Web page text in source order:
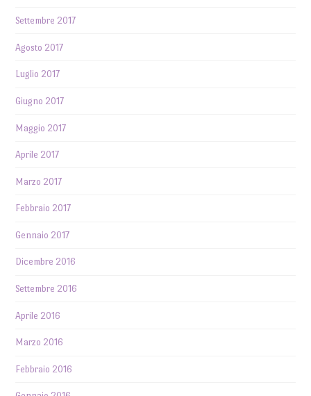
Settembre 2017
Agosto 2017
Luglio 2017
Giugno 2017
Maggio 2017
Aprile 2017
Marzo 2017
Febbraio 2017
Gennaio 2017
Dicembre 2016
Settembre 2016
Aprile 2016
Marzo 2016
Febbraio 2016